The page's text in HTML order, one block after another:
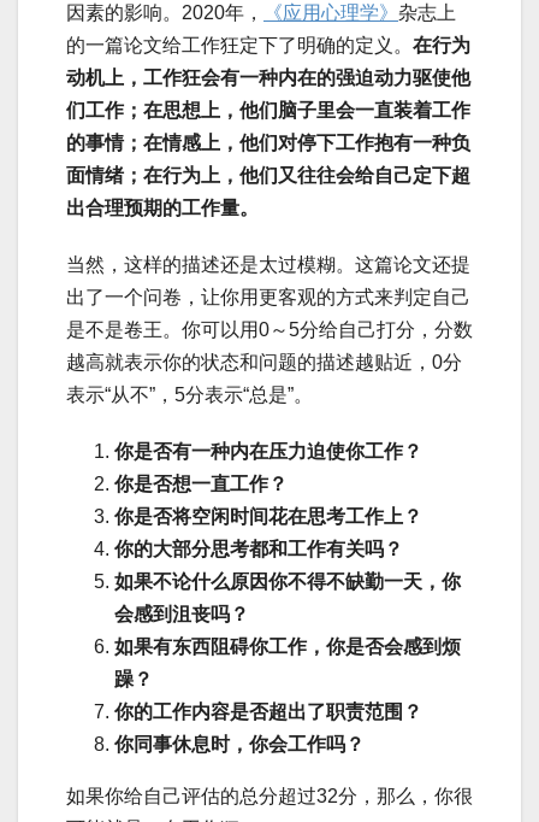
因素的影响。2020年，
《应用心理学》 杂志上
的一篇论文给工作狂定下了明确的定义。 在行为
动机上，工作狂会有一种内在的强迫动力驱使他
们工作；在思想上，他们脑子里会一直装着工作
的事情；在情感上，他们对停下工作抱有一种负
面情绪；在行为上，他们又往往会给自己定下超
出合理预期的工作量。
当然，这样的描述还是太过模糊。这篇论文还提
出了一个问卷，让你用更客观的方式来判定自己
是不是卷王。你可以用0～5分给自己打分，分数
越高就表示你的状态和问题的描述越贴近，0分
表示“从不”，5分表示“总是”。
你是否有一种内在压力迫使你工作？
你是否想一直工作？
你是否将空闲时间花在思考工作上？
你的大部分思考都和工作有关吗？
如果不论什么原因你不得不缺勤一天，你
会感到沮丧吗？
如果有东西阻碍你工作，你是否会感到烦
躁？
你的工作内容是否超出了职责范围？
你同事休息时，你会工作吗？
如果你给自己评估的总分超过32分，那么，你很